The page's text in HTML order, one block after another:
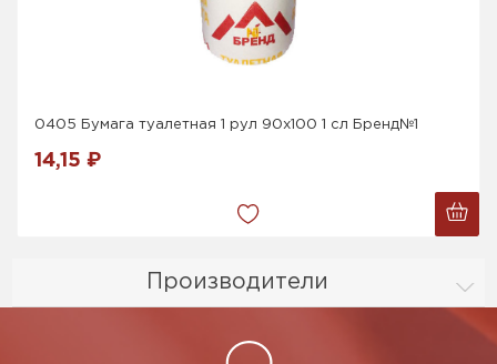
Производители
0405 Бумага туалетная 1 рул 90х100 1 сл Бренд№1
14,15 ₽